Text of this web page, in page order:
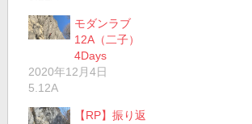
モダンラブ
12A（二子）
4Days
2020年12月4日
5.12A
【RP】振り返